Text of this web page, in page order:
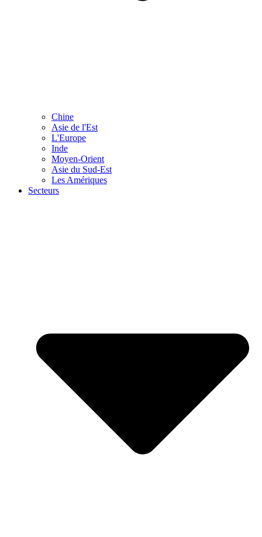
Chine
Asie de l'Est
L'Europe
Inde
Moyen-Orient
Asie du Sud-Est
Les Amériques
Secteurs